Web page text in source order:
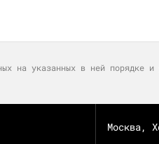
на указанных в ней порядке и
Москва,